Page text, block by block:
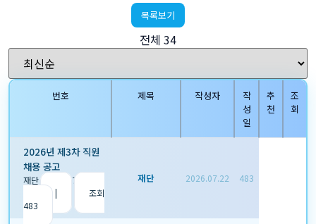
목록보기
전체 34
번호 제목 작성자
작
성
일
추
천
조
회
2026년 제3차 직원
채용 공고
재단| 2026.07.22
|
조회
483
재단 2026.07.22 483